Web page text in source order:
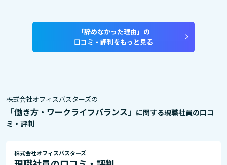
「辞めなかった理由」の
口コミ・評判をもっと見る
株式会社オフィスバスターズの
「働き方・ワークライフバランス」 に関する現職社員の口コ
ミ・評判
株式会社オフィスバスターズ